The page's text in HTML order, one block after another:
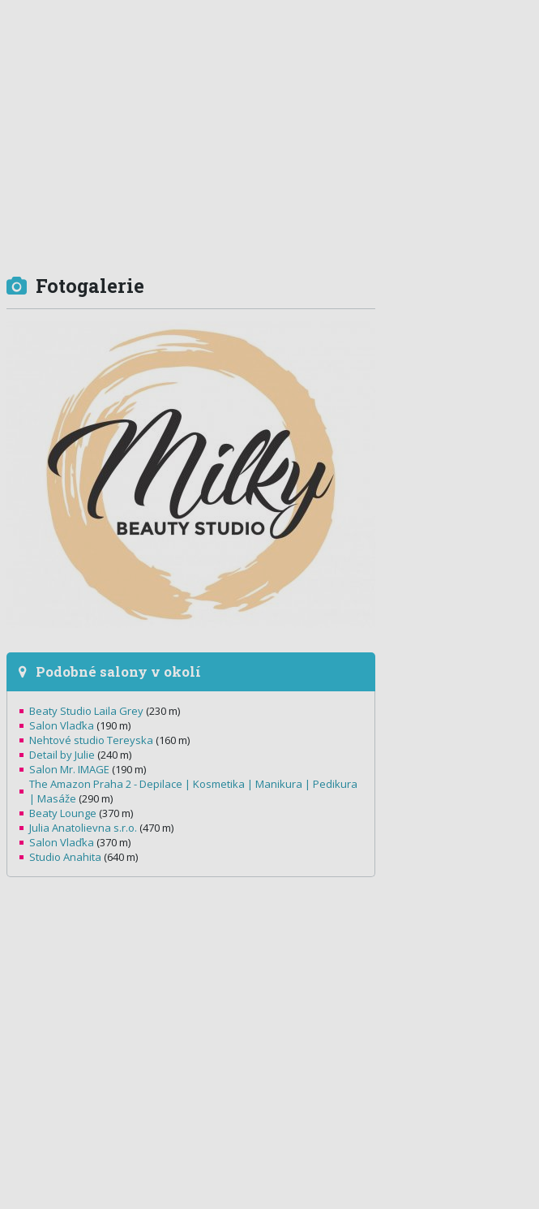
Fotogalerie
Podobné salony v okolí
Beaty Studio Laila Grey (230 m)
Salon Vlaďka (190 m)
Nehtové studio Tereyska (160 m)
Detail by Julie (240 m)
Salon Mr. IMAGE (190 m)
The Amazon Praha 2 - Depilace | Kosmetika | Manikura | Pedikura
| Masáže (290 m)
Beaty Lounge (370 m)
Julia Anatolievna s.r.o. (470 m)
Salon Vlaďka (370 m)
Studio Anahita (640 m)